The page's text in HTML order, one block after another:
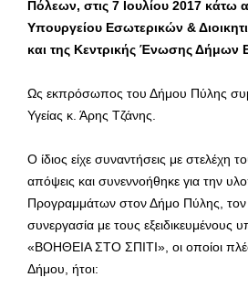
Πόλεων, στις 7 Ιουλίου 2017 κάτω
Υπουργείου Εσωτερικών &
και της Κεντρικής Ένωσης Δήμων
Ως εκπρόσωπος του Δήμου Πύλης
Υγείας κ. Άρης Τζάνης.
Ο ίδιος είχε συναντήσεις με στελέχη
απόψεις και συνεννοήθηκε για την
Προγραμμάτων στον Δήμο Πύλης,
συνεργασία με τους εξειδικευμένους
«ΒΟΗΘΕΙΑ ΣΤΟ ΣΠΙΤΙ», οι οποίοι
Δήμου, ήτοι: